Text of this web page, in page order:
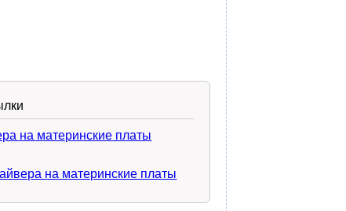
на материнские платы
на материнские платы